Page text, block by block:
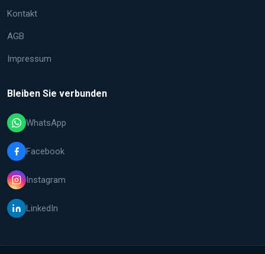
Kontakt
AGB
Impressum
Bleiben Sie verbunden
WhatsApp
Facebook
Instagram
LinkedIn